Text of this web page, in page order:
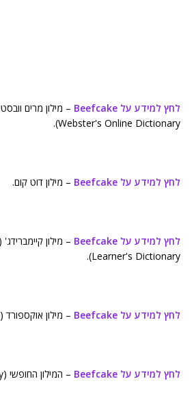
לחץ למידע על Beefcake
Webster's Online Dictionary).
לחץ למידע על Beefcake – מילון דוט קום.
לחץ למידע על Beefcake
Learner's Dictionary).
לחץ למידע על Beefcake – מילון אוקספורד (Oxford Dictionaries).
לחץ למידע על Beefcake – המילון החופשי (Free Dictionary).